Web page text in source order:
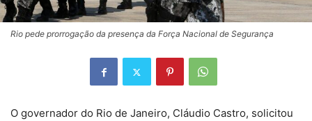
Rio pede prorrogação da presença da Força Nacional de Segurança
O governador do Rio de Janeiro, Cláudio Castro, solicitou